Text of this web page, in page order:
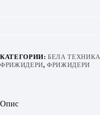
КАТЕГОРИИ:БЕЛА ТЕХНИКА
ФРИЖИДЕРИ,ФРИЖИДЕРИ
Опис